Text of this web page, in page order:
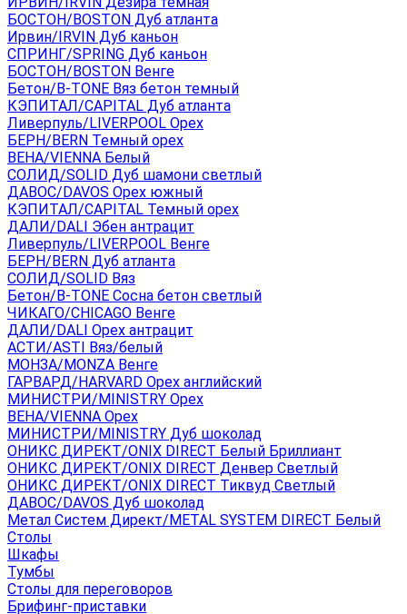
БОСТОН/BOSTON Дуб атланта
Ирвин/IRVIN Дуб каньон
СПРИНГ/SPRING Дуб каньон
БОСТОН/BOSTON Венге
Бетон/B-TONE Вяз бетон темный
КЭПИТАЛ/CAPITAL Дуб атланта
Ливерпуль/LIVERPOOL Орех
БЕРН/BERN Темный орех
ВЕНА/VIENNA Белый
СОЛИД/SOLID Дуб шамони светлый
ДАВОС/DAVOS Орех южный
КЭПИТАЛ/CAPITAL Темный орех
ДАЛИ/DALI Эбен антрацит
Ливерпуль/LIVERPOOL Венге
БЕРН/BERN Дуб атланта
СОЛИД/SOLID Вяз
Бетон/B-TONE Сосна бетон светлый
ЧИКАГО/CHICAGO Венге
ДАЛИ/DALI Орех антрацит
АСТИ/ASTI Вяз/белый
МОНЗА/MONZA Венге
ГАРВАРД/HARVARD Орех английский
МИНИСТРИ/MINISTRY Орех
ВЕНА/VIENNA Орех
МИНИСТРИ/MINISTRY Дуб шоколад
ОНИКС ДИРЕКТ/ONIX DIRECT Белый Бриллиант
ОНИКС ДИРЕКТ/ONIX DIRECT Денвер Светлый
ОНИКС ДИРЕКТ/ONIX DIRECT Тиквуд Светлый
ДАВОС/DAVOS Дуб шоколад
Метал Систем Директ/METAL SYSTEM DIRECT Белый
Столы
Шкафы
Тумбы
Столы для переговоров
Брифинг-приставки